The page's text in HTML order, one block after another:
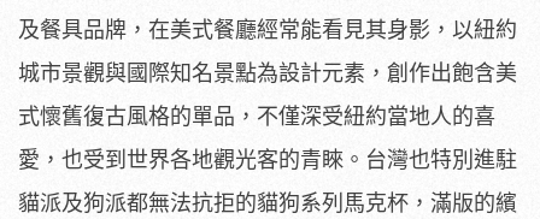
及餐具品牌，在美式餐廳經常能看見其身影，以紐約
城市景觀與國際知名景點為設計元素，創作出飽含美
式懷舊復古風格的單品，不僅深受紐約當地人的喜
愛，也受到世界各地觀光客的青睞。台灣也特別進駐
貓派及狗派都無法抗拒的貓狗系列馬克杯，滿版的繽